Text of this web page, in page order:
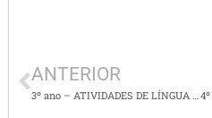
ANTERIOR
3º ano – ATIVIDADES DE LÍNGUA PORTUGUESA – FESTA JUNINA